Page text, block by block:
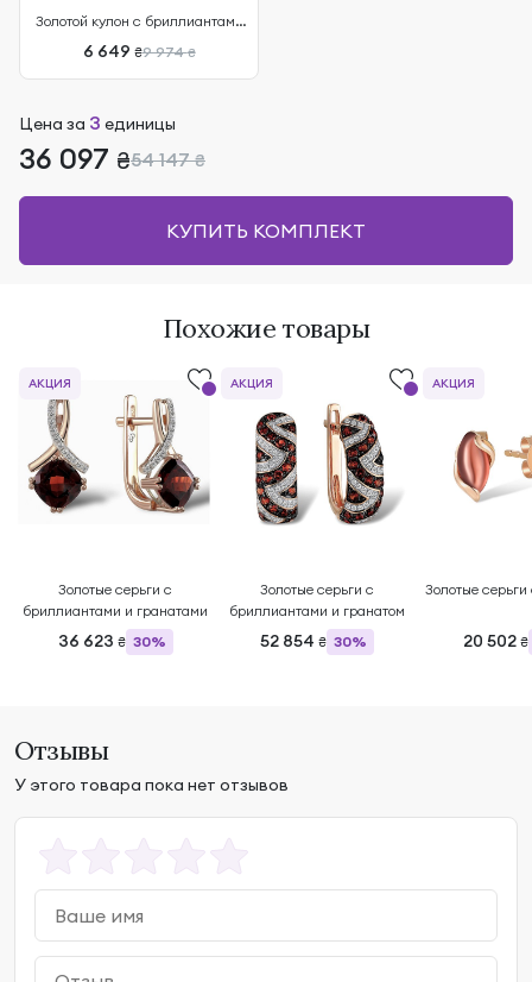
Золотой кулон с бриллиантами
и гранатом
6 649 ₴9 974₴
Цена за 3 единицы
36 097 ₴54 147₴
КУПИТЬ КОМПЛЕКТ
Похожие товары
Золотые серьги с
бриллиантами и гранатами
36 623 ₴ 30%
АКЦИЯ
Золотые серьги с
бриллиантами и гранатом
52 854 ₴ 30%
АКЦИЯ
Золотые
20 502 ₴
АКЦИЯ
Отзывы
У этого товара пока нет отзывов